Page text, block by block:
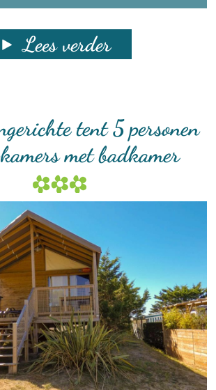
Lees verder
tent 5 personen
met badkamer